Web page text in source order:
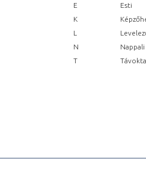
E
Esti
K
L
N
Nappali
T